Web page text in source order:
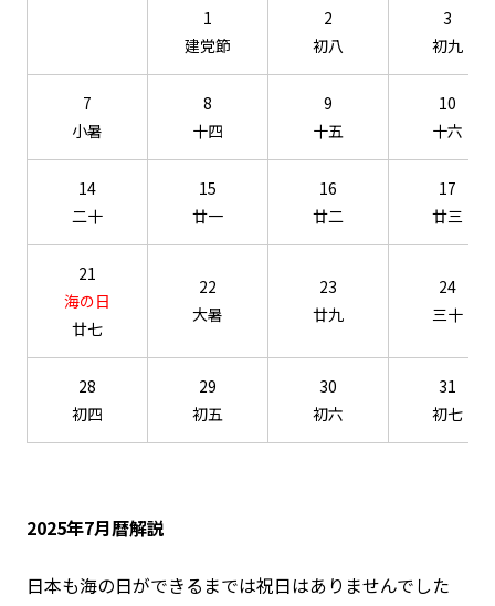
1
建党節
2
初八
3
初九
7
小暑
8
十四
9
十五
10
十六
14
二十
15
廿一
16
廿二
17
廿三
21
海の日
廿七
22
大暑
23
廿九
24
三十
28
初四
29
初五
30
初六
31
初七
2025年7月暦解説
日本も海の日ができるまでは祝日はありませんでした